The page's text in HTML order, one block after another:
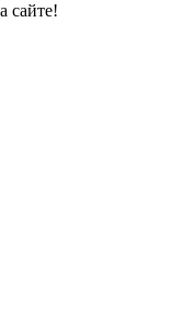
сайте!